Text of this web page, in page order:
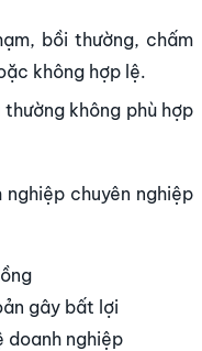
bồi thường, chấm
không hợp lệ.
không phù hợp
chuyên nghiệp
gây bất lợi
nghiệp